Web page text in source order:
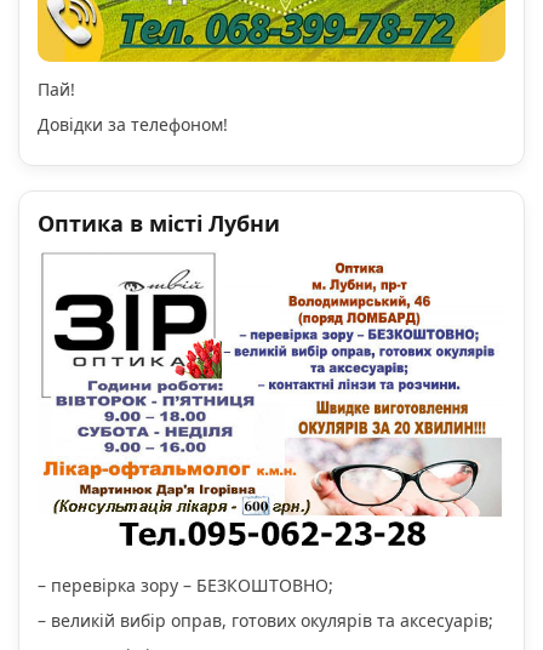
Пай!
Довідки за телефоном!
Оптика в місті Лубни
– перевірка зору – БЕЗКОШТОВНО;
– великій вибір оправ, готових окулярів та аксесуарів;